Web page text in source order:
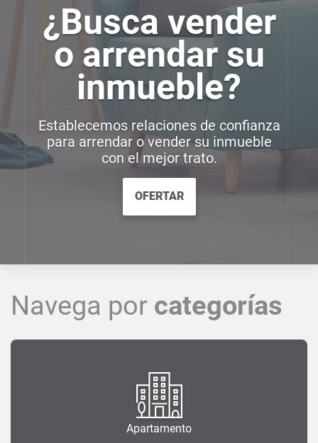
¿Busca vender
o arrendar su
inmueble?
Establecemos relaciones de confianza
para arrendar o vender su inmueble
con el mejor trato.
OFERTAR
Navega por categorías
Apartamento